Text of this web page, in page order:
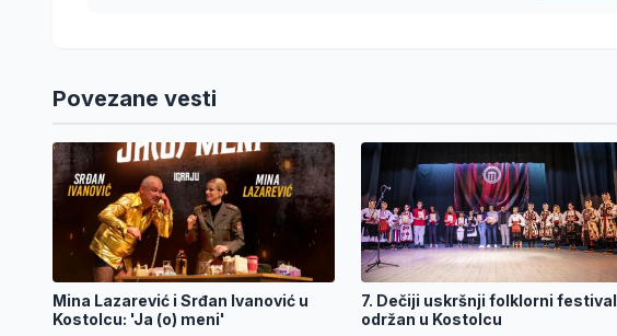
Povezane vesti
Mina Lazarević i Srđan Ivanović u
Kostolcu: 'Ja (o) meni'
7. Dečiji uskršnji folklorni festival
održan u Kostolcu